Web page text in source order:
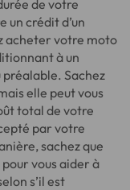
de votre
crédit d’un
acheter votre moto
à un
préalable. Sachez
elle peut vous
total de votre
par votre
sachez que
pour vous aider à
s’il est